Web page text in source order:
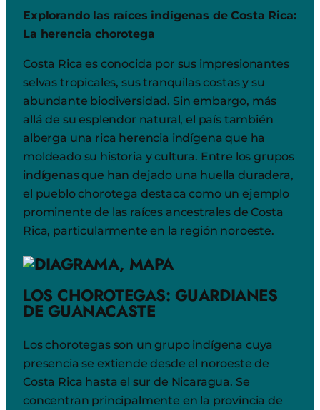
Explorando las raíces indígenas de Costa Rica:
La herencia chorotega
Costa Rica es conocida por sus impresionantes
selvas tropicales, sus tranquilas costas y su
abundante biodiversidad. Sin embargo, más
allá de su esplendor natural, el país también
alberga una rica herencia indígena que ha
moldeado su historia y cultura. Entre los grupos
indígenas que han dejado una huella duradera,
el pueblo chorotega destaca como un ejemplo
prominente de las raíces ancestrales de Costa
Rica, particularmente en la región noroeste.
LOS CHOROTEGAS: GUARDIANES
DE GUANACASTE
Los chorotegas son un grupo indígena cuya
presencia se extiende desde el noroeste de
Costa Rica hasta el sur de Nicaragua. Se
concentran principalmente en la provincia de